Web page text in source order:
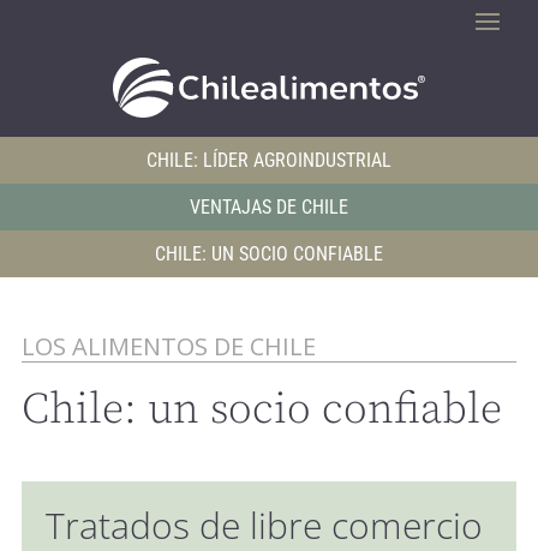
CHILE: LÍDER AGROINDUSTRIAL
VENTAJAS DE CHILE
CHILE: UN SOCIO CONFIABLE
LOS ALIMENTOS DE CHILE
Chile: un socio confiable
Tratados de libre comercio